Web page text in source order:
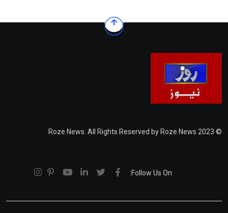
© 2023 Roze News. All Rights Reserved by Roze News
Follow Us On: